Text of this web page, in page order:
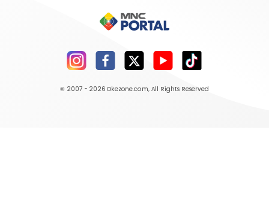
© 2007 - 2026 Okezone.com, All Rights Reserved